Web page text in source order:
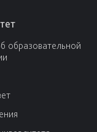
образовательной